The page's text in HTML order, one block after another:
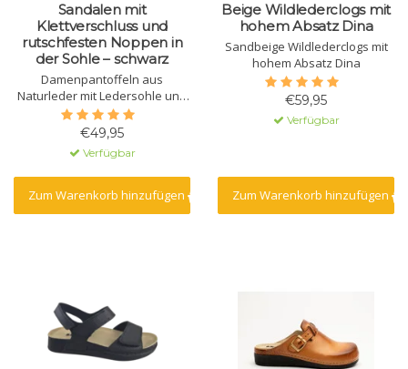
Sandalen mit
Klettverschluss und
rutschfesten Noppen in
der Sohle – schwarz
Damenpantoffeln aus
Naturleder mit Ledersohle und
integriertem Massagegel. Die
Sohle besteht aus Polyurethan
mit rutschfestem Profil. Der
Klettverschluss am
Obermaterial sorgt für sicheren
Halt.
€49,95
Verfügbar
Zum Warenkorb hinzufügen
Beige Wildlederclogs mit
hohem Absatz Dina
Sandbeige Wildlederclogs mit
hohem Absatz Dina
€59,95
Verfügbar
Zum Warenkorb hinzufügen